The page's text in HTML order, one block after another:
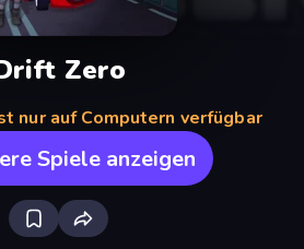
Zero
nur auf Computern verfügbar
Spiele anzeigen